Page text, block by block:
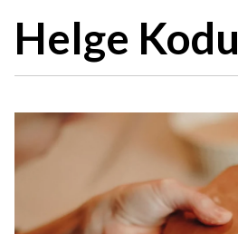
Helge Kodu